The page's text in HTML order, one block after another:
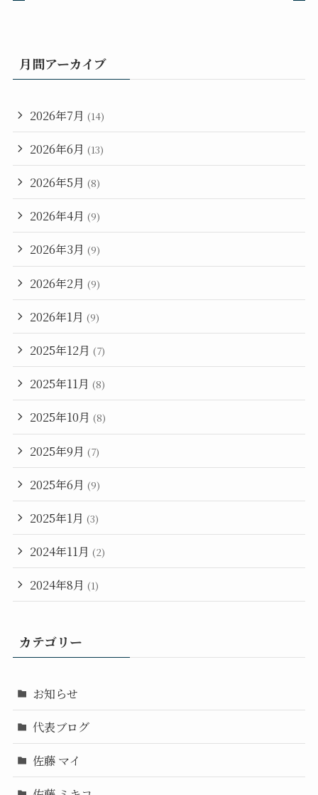
月間アーカイブ
2026年7月 (14)
2026年6月 (13)
2026年5月 (8)
2026年4月 (9)
2026年3月 (9)
2026年2月 (9)
2026年1月 (9)
2025年12月 (7)
2025年11月 (8)
2025年10月 (8)
2025年9月 (7)
2025年6月 (9)
2025年1月 (3)
2024年11月 (2)
2024年8月 (1)
カテゴリー
お知らせ
代表ブログ
佐藤 マイ